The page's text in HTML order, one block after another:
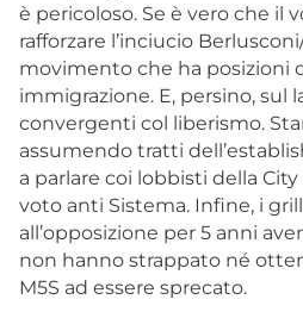
è pericoloso. Se è vero che il
rafforzare l’inciucio
movimento che ha posizioni
immigrazione. E, persino, sul
convergenti col liberismo.
assumendo tratti
a parlare coi lobbisti della
voto anti Sistema. Infine, i
all’opposizione per 5 anni
non hanno strappato né
M5S ad essere sprecato.